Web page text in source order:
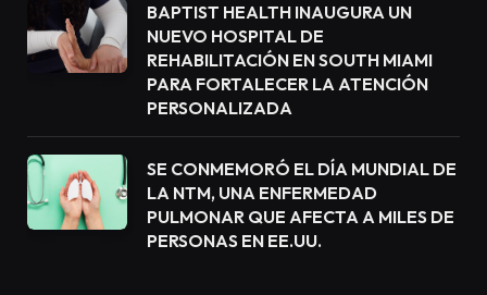
BAPTIST HEALTH INAUGURA UN
NUEVO HOSPITAL DE
REHABILITACIÓN EN SOUTH MIAMI
PARA FORTALECER LA ATENCIÓN
PERSONALIZADA
SE CONMEMORÓ EL DÍA MUNDIAL DE
LA NTM, UNA ENFERMEDAD
PULMONAR QUE AFECTA A MILES DE
PERSONAS EN EE.UU.